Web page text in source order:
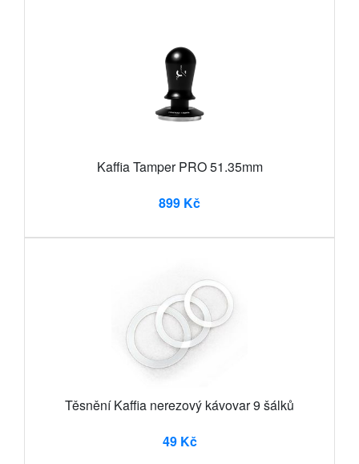
Kaffia Tamper PRO 51.35mm
899 Kč
Těsnění Kaffia nerezový kávovar 9 šálků
49 Kč